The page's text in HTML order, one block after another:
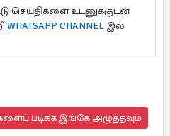
செய்திகளை உடனுக்குடன்
WHATSAPP CHANNEL இல்
படிக்க இங்கே அழுத்தவும்